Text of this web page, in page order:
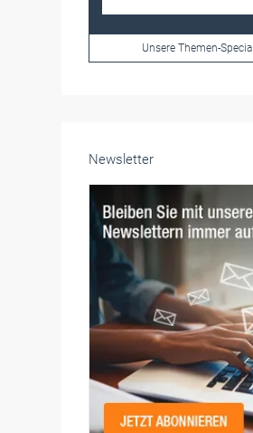
Frauen im Handwerk
Newsletter